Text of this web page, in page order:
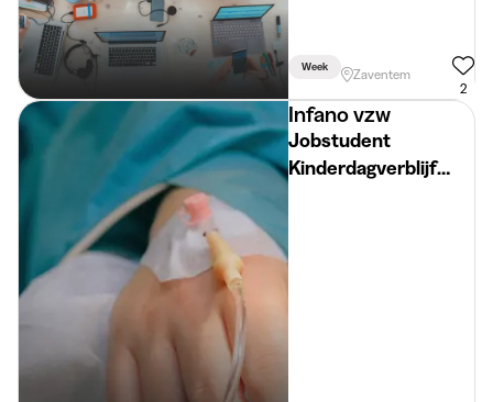
– prospection
téléphonique
Week
Zaventem
2
Infano vzw
Jobstudent
Kinderdagverblijf